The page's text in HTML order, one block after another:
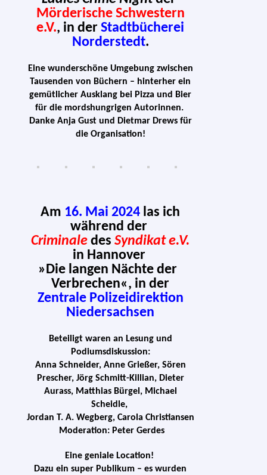
Mörderische Schwestern
e.V., in derStadtbücherei
Norderstedt.
Eine wun­der­schö­ne Umgebung zwi­schen
Tausenden von Büchern – hin­ter­her ein
gemüt­li­cher Ausklang bei Pizza und Bier
für die mords­hung­ri­gen Autorinnen.
Danke Anja Gust und Dietmar Drews für
die Organisation!
Am 16. Mai 2024 las ich
wäh­rend der
Criminale desSyndikat e.V.
in Hannover
» Die lan­gen Nächte der
Verbrechen«, in der
Zentrale Polizeidirektion
Niedersachsen
Beteiligt waren an Lesung und
Podiumsdiskussion:
Anna Schneider, Anne Grießer, Sören
Prescher, Jörg Schmitt-Killian, Dieter
Aurass, Matthias Bürgel, Michael
Scheidle,
Jordan T. A. Wegberg, Carola Christiansen
Moderation: Peter Gerdes
Eine genia­le Location!
Dazu ein super Publikum – es wur­den